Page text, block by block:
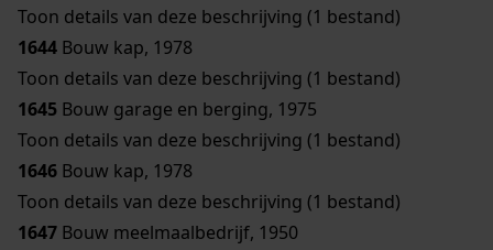
Toon details van deze beschrijving (1 bestand)
1644 Bouw kap, 1978
Toon details van deze beschrijving (1 bestand)
1645 Bouw garage en berging, 1975
Toon details van deze beschrijving (1 bestand)
1646 Bouw kap, 1978
Toon details van deze beschrijving (1 bestand)
1647 Bouw meelmaalbedrijf, 1950